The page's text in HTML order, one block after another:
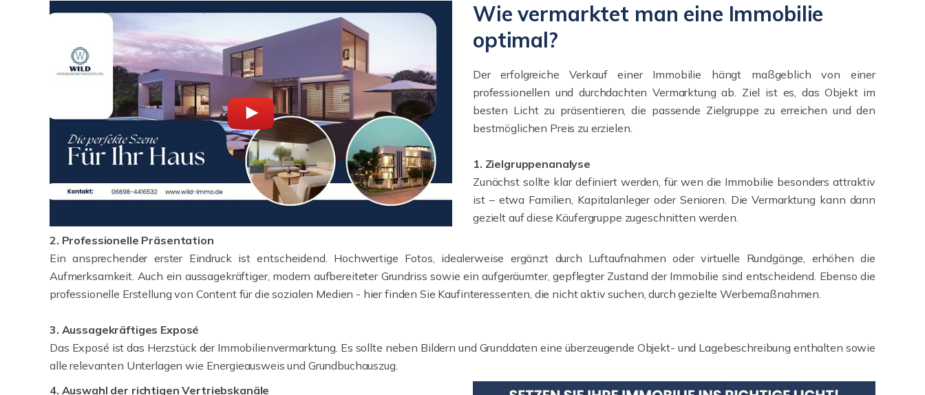
Wie vermarktet man eine Immobilie
optimal?
Der erfolgreiche Verkauf einer Immobilie hängt maßgeblich von einer
professionellen und durchdachten Vermarktung ab. Ziel ist es, das Objekt im
besten Licht zu präsentieren, die passende Zielgruppe zu erreichen und den
bestmöglichen Preis zu erzielen.
1. Zielgruppenanalyse
Zunächst sollte klar definiert werden, für wen die Immobilie besonders attraktiv
ist – etwa Familien, Kapitalanleger oder Senioren. Die Vermarktung kann dann
gezielt auf diese Käufergruppe zugeschnitten werden.
2. Professionelle Präsentation
Ein ansprechender erster Eindruck ist entscheidend. Hochwertige Fotos, idealerweise ergänzt durch Luftaufnahmen oder virtuelle Rundgänge, erhöhen die
Aufmerksamkeit. Auch ein aussagekräftiger, modern aufbereiteter Grundriss sowie ein aufgeräumter, gepflegter Zustand der Immobilie sind entscheidend. Ebenso die
professionelle Erstellung von Content für die sozialen Medien - hier finden Sie Kaufinteressenten, die nicht aktiv suchen, durch gezielte Werbemaßnahmen.
3. Aussagekräftiges Exposé
Das Exposé ist das Herzstück der Immobilienvermarktung. Es sollte neben Bildern und Grunddaten eine überzeugende Objekt- und Lagebeschreibung enthalten sowie
alle relevanten Unterlagen wie Energieausweis und Grundbuchauszug.
4. Auswahl der richtigen Vertriebskanäle